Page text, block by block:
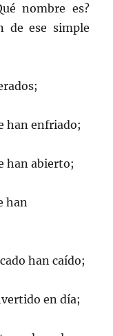
nombre es?
de ese simple
han enfriado;
han abierto;
han
han caído;
en día;